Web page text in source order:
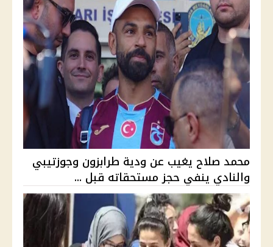
محمد صلاح يغيب عن ودية طرابزون وجوزتيبي
والنادي ينفي حجز مستحقاته قبل ...